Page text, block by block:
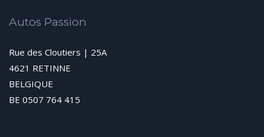
Autos Passion
Rue des Cloutiers | 25A
4621 RETINNE
BELGIQUE
BE 0507 764 415